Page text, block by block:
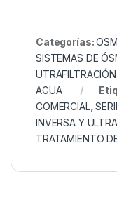
Categorías:
SISTEMAS DE
UTRAFILTRACIÓN
AGUA
COMERCIAL,
INVERSA Y
TRATAMIENTO